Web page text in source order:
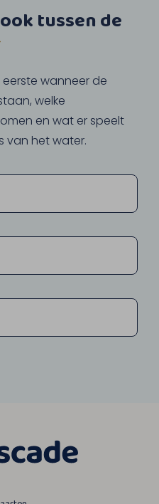
tussen de
eerste wanneer de
welke
en wat er speelt
van het water.